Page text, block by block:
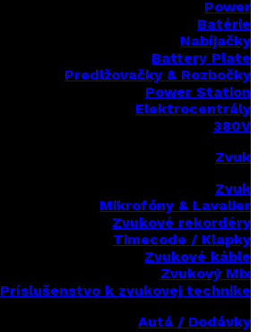
Power
Batérie
Nabíjačky
Battery Plate
Predlžovačky & Rozbočky
Power Station
Elektrocentrály
380V
Zvuk
Zvuk
Mikrofóny & Lavalier
Zvukové rekordéry
Timecode / Klapky
Zvukové káble
Zvukový Mix
Príslušenstvo k zvukovej technike
Autá / Dodávky